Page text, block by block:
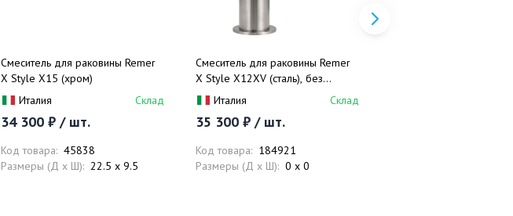
Смеситель для раковины Remer
X Style X15 (хром)
Италия
Склад
34 300 ₽ / шт.
Код товара: 45838
Размеры (Д x Ш): 22.5 x 9.5
Смеситель для раковины Remer
X Style X12XV (сталь), без
донного клапана
Италия Склад
35 300 ₽ / шт.
Код товара: 184921
Размеры (Д x Ш): 0 x 0